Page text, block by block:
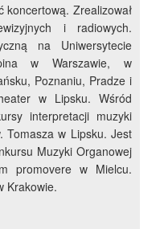
koncertową. Zrealizował
i radiowych.
na Uniwersytecie
w Warszawie, w
Poznaniu, Pradze i
w Lipsku. Wśród
interpretacji muzyki
Tomasza w Lipsku. Jest
Muzyki Organowej
promovere w Mielcu.
Krakowie.